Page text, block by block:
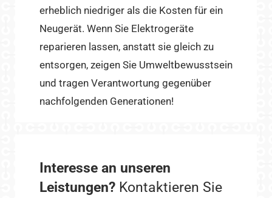
erheblich niedriger als die Kosten für ein
Neugerät. Wenn Sie Elektrogeräte
reparieren lassen, anstatt sie gleich zu
entsorgen, zeigen Sie Umweltbewusstsein
und tragen Verantwortung gegenüber
nachfolgenden Generationen!
Interesse an unseren
Leistungen? Kontaktieren Sie